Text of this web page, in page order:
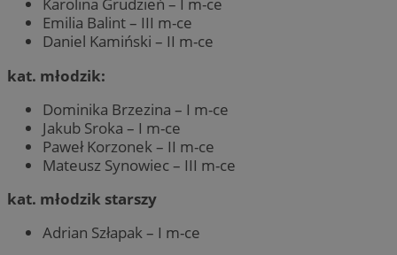
Karolina Grudzień – I m-ce
Emilia Balint – III m-ce
Daniel Kamiński – II m-ce
kat. młodzik:
Dominika Brzezina – I m-ce
Jakub Sroka – I m-ce
Paweł Korzonek – II m-ce
Mateusz Synowiec – III m-ce
kat. młodzik starszy
Adrian Szłapak – I m-ce